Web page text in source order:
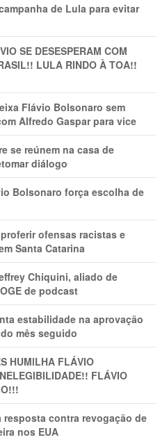
de Lula para evitar
SE DESESPERAM COM
LULA RINDO À TOA!!
Flávio Bolsonaro sem
Alfredo Gaspar para vice
se reúnem na casa de
diálogo
Bolsonaro força escolha de
ofensas racistas e
Santa Catarina
Chiquini, aliado de
de podcast
estabilidade na aprovação
mês seguido
HUMlLHA FLÁVIO
FLÁVIO
resposta contra revogação de
nos EUA